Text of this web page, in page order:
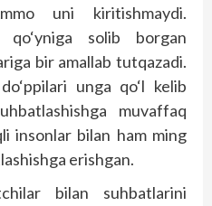
uni kiritishmaydi.
qo‘yniga solib borgan
bir amallab tutqazadi.
unga qo‘l kelib
muvaffaq
insonlar bilan ham ming
erishgan.
bilan suhbatlarini